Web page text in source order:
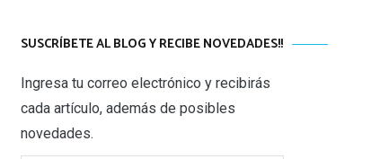
SUSCRÍBETE AL BLOG Y RECIBE NOVEDADES!!
Ingresa tu correo electrónico y recibirás
cada artículo, además de posibles
novedades.